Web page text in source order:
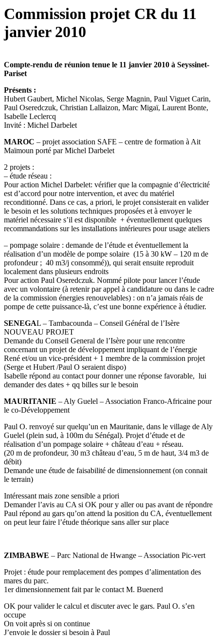
Commission projet CR du 11
janvier 2010
Compte-rendu de réunion tenue le 11 janvier 2010 à Seyssinet-
Pariset
Présents :
Hubert Gaubert, Michel Nicolas, Serge Magnin, Paul Viguet Carin,
Paul Oseredczuk, Christian Lallaizon, Marc Migaï, Laurent Bonte,
Isabelle Leclercq
Invité : Michel Darbelet
MAROC – projet association SAFE – centre de formation à Ait
Maïmoun porté par Michel Darbelet
2 projets :
– étude réseau :
Pour action Michel Darbelet: vérifier que la compagnie d’électricité
est d’accord pour notre intervention, et avec du matériel
reconditionné. Dans ce cas, a priori, le projet consisterait en valider
le besoin et les solutions techniques proposées et à envoyer le
matériel nécessaire s’il est disponible + éventuellement quelques
recommandations sur les installations intérieures pour usage ateliers
– pompage solaire : demande de l’étude et éventuellement la
réalisation d’un modèle de pompe solaire (15 à 30 kW – 120 m de
profondeur ; 40 m3/j consommé)), qui serait ensuite reproduit
localement dans plusieurs endroits
Pour action Paul Oseredczuk. Nommé pilote pour lancer l’étude
avec un volontaire (à retenir par appel à candidature ou dans le cadre
de la commission énergies renouvelables) : on n’a jamais réais de
pompe de cette puissance-là, c’est une bonne expérience à étudier.
SENEGAL – Tambacounda – Conseil Général de l’Isère
NOUVEAU PROJET
Demande du Conseil General de l’Isère pour une rencontre
concernant un projet de développement impliquant de l’énergie
René et/ou un vice-président + 1 membre de la commission projet
(Serge et Hubert /Paul O seraient dispo)
Isabelle répond au contact pour donner une réponse favorable, lui
demander des dates + qq billes sur le besoin
MAURITANIE – Aly Guelel – Association Franco-Africaine pour
le co-Développement
Paul O. renvoyé sur quelqu’un en Mauritanie, dans le village de Aly
Guelel (plein sud, à 100m du Sénégal). Projet d’étude et de
réalisation d’un pompage solaire + château d’eau + réseau.
(20 m de profondeur, 30 m3 château d’eau, 5 m de haut, 3/4 m3 de
débit)
Demande une étude de faisabilité de dimensionnement (on connait
le terrain)
Intéressant mais zone sensible a priori
Demander l’avis au CA si OK pour y aller ou pas avant de répondre
Paul répond au gars qu’on attend la position du CA, éventuellement
on peut leur faire l’étude théorique sans aller sur place
ZIMBABWE – Parc National de Hwange – Association Pic-vert
Projet : étude pour remplacement des pompes d’alimentation des
mares du parc.
1er dimensionnement fait par le contact M. Buenerd
OK pour valider le calcul et discuter avec le gars. Paul O. s’en
occupe
On voit après si on continue
J’envoie le dossier si besoin à Paul